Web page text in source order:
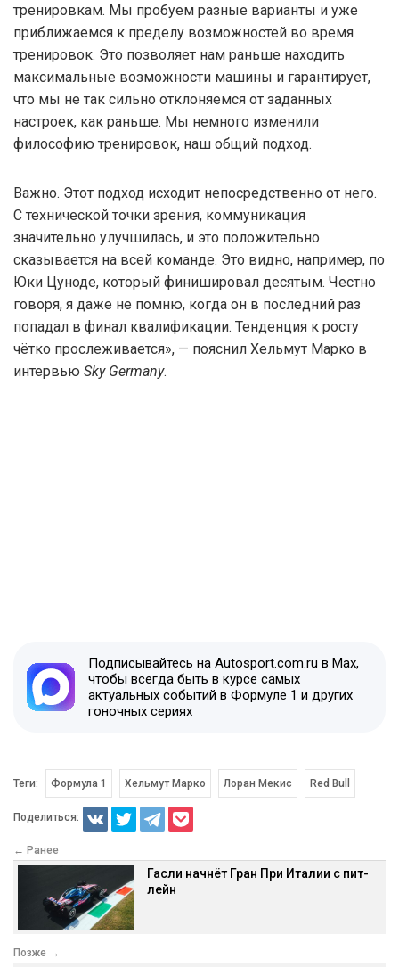
тренировкам. Мы пробуем разные варианты и уже
приближаемся к пределу возможностей во время
тренировок. Это позволяет нам раньше находить
максимальные возможности машины и гарантирует,
что мы не так сильно отклоняемся от заданных
настроек, как раньше. Мы немного изменили
философию тренировок, наш общий подход.
Важно. Этот подход исходит непосредственно от него.
С технической точки зрения, коммуникация
значительно улучшилась, и это положительно
сказывается на всей команде. Это видно, например, по
Юки Цуноде, который финишировал десятым. Честно
говоря, я даже не помню, когда он в последний раз
попадал в финал квалификации. Тенденция к росту
чётко прослеживается», — пояснил Хельмут Марко в
интервью Sky Germany.
Подписывайтесь на Autosport.com.ru в Max,
чтобы всегда быть в курсе самых
актуальных событий в Формуле 1 и других
гоночных сериях
Теги: Формула 1 Хельмут Марко Лоран Мекис Red Bull
Поделиться:
← Ранее
Гасли начнёт Гран При Италии с пит-
лейн
Позже →